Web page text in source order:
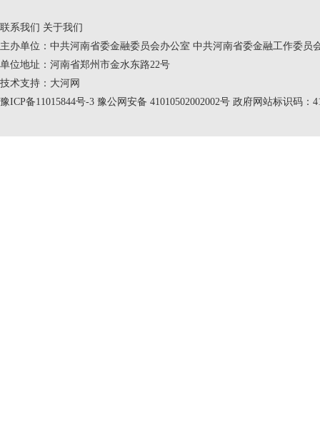
联系我们 关于我们
主办单位：中共河南省委金融委员会办公室 中共河南省委金融工作委员
单位地址：河南省郑州市金水东路22号
技术支持： 大河网
豫ICP备11015844号-3 豫公网安备 41010502002002号 政府网站标识码：